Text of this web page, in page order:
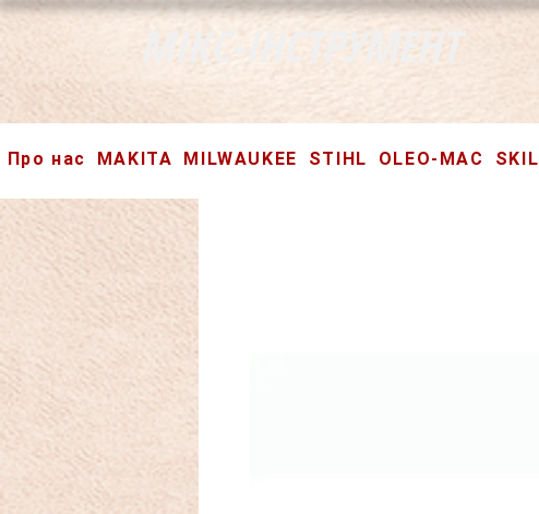
МІКС-ІНСТРУМЕНТ
Про нас MAKITA MILWAUKEE STIHL OLEO-MAC SKIL